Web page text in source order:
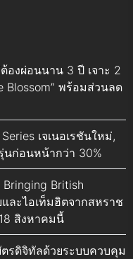
องผ่อนนาน 3 ปี เจาะ 2
Blossom” พร้อมส่วนลด
เจเนอเรชันใหม่,
นก่อนหน้ากว่า 30%
British
ละไอเท็มฮิตจากสหราช
สิงหาคมนี้
รดิจิทัลด้วยระบบควบคุม